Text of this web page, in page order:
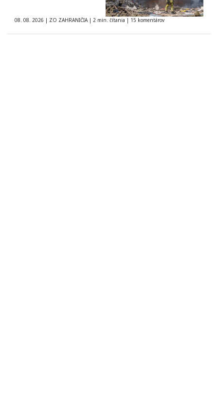
08. 08. 2026 | ZO ZAHRANIČIA | 2 min. čítania | 15 komentárov